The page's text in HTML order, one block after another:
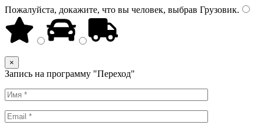
Пожалуйста, докажите, что вы человек, выбрав Грузовик.
×
Запись на программу "Переход"